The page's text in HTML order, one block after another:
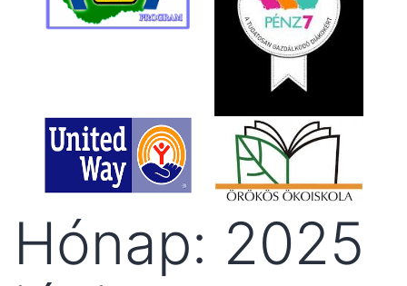
Hónap: 2025